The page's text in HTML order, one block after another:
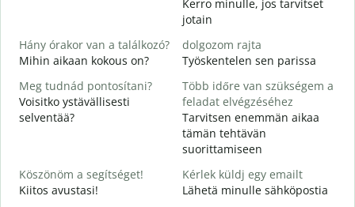
Kerro minulle, jos tarvitset
jotain
Hány órakor van a találkozó?
Mihin aikaan kokous on?
dolgozom rajta
Työskentelen sen parissa
Meg tudnád pontosítani?
Voisitko ystävällisesti
selventää?
Több időre van szükségem a
feladat elvégzéséhez
Tarvitsen enemmän aikaa
tämän tehtävän
suorittamiseen
Köszönöm a segítséget!
Kiitos avustasi!
Kérlek küldj egy emailt
Lähetä minulle sähköpostia